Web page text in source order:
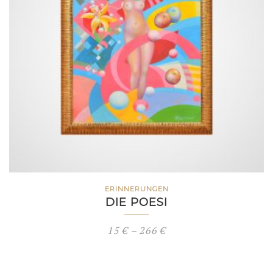
ERINNERUNGEN
DIE POESI
15€ – 266€Preisspanne: